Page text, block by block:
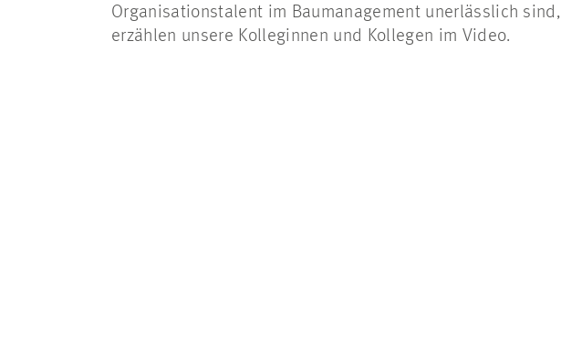
Organisationstalent im Baumanagement unerlässlich sind,
erzählen unsere Kolleginnen und Kollegen im Video.